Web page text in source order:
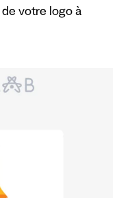
votre logo à